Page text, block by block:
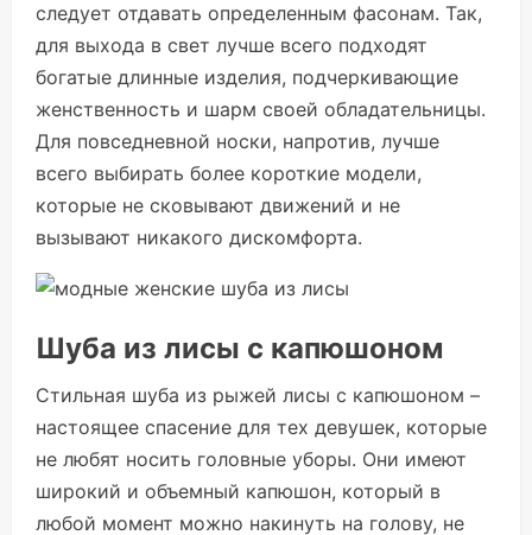
следует отдавать определенным фасонам. Так,
для выхода в свет лучше всего подходят
богатые длинные изделия, подчеркивающие
женственность и шарм своей обладательницы.
Для повседневной носки, напротив, лучше
всего выбирать более короткие модели,
которые не сковывают движений и не
вызывают никакого дискомфорта.
Шуба из лисы с капюшоном
Стильная шуба из рыжей лисы с капюшоном –
настоящее спасение для тех девушек, которые
не любят носить головные уборы. Они имеют
широкий и объемный капюшон, который в
любой момент можно накинуть на голову, не